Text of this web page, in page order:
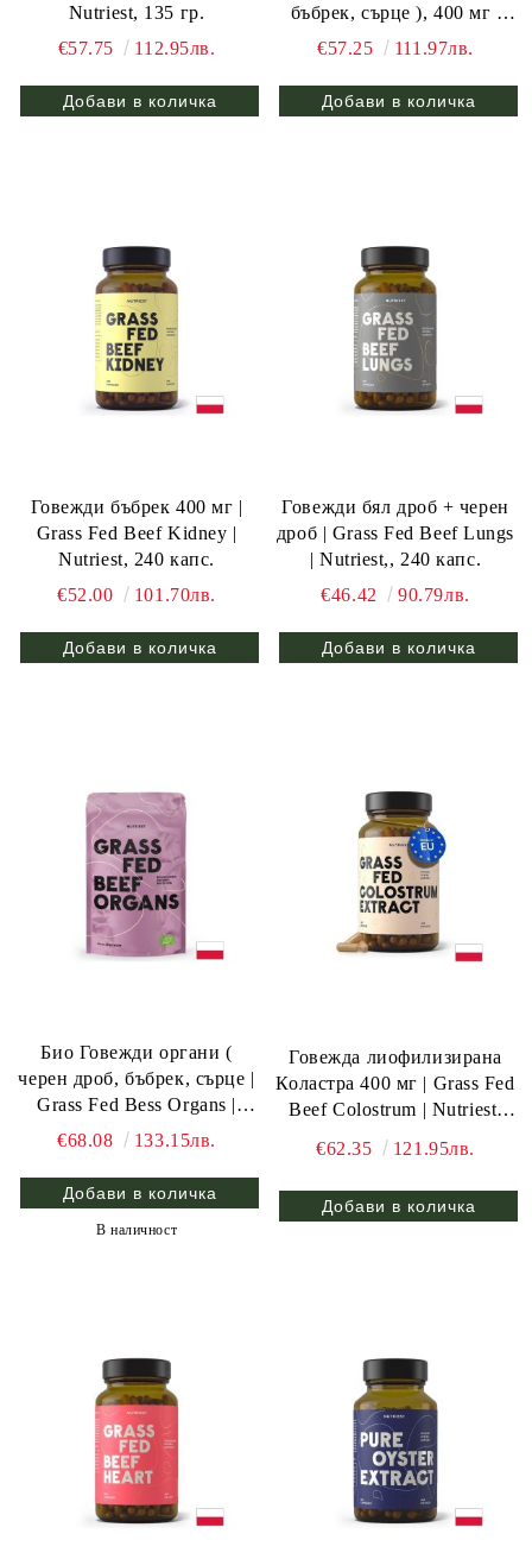
Nutriest, 135 гр.
€57.75
112.95лв.
бъбрек, сърце ), 400 мг |
Grass Fed Beef Organs |
€57.25 111.97лв.
Говежди бъбрек 400 мг |
Grass Fed Beef Kidney |
Nutriest, 240 капс.
€52.00
101.70лв.
Говежди бял дроб + черен
дроб | Grass Fed Beef Lungs
| Nutriest,, 240 капс.
€46.42
90.79лв.
Био Говежди органи (
черен дроб, бъбрек, сърце |
Grass Fed Bess Organs |
Nutriest, 135 гр.
€68.08 133.15лв.
В наличност
Говежда лиофилизирана
Коластра 400 мг | Grass Fed
Beef Colostrum | Nutriest,
240 капс.
€62.35 121.95лв.